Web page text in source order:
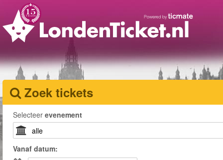
Zoek tickets
Selecteer evenement
Vanaf datum: